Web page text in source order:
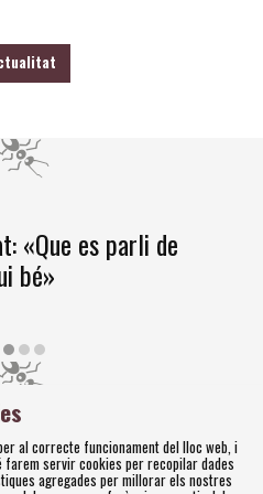
«Que es parli de
bé»
al correcte funcionament del lloc web, i
farem servir cookies per recopilar dades
agregades per millorar els nostres